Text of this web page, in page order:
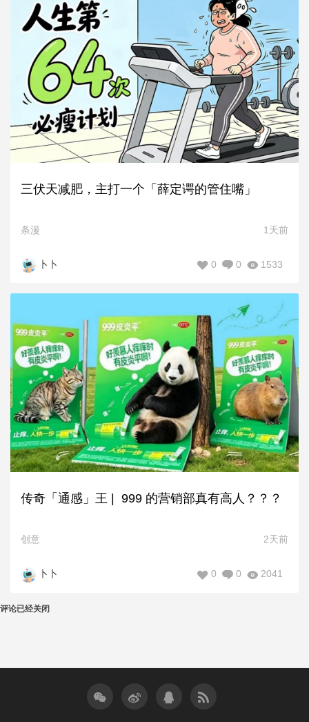
三伏天减肥，主打一个「薛定谔的管住嘴」
条漫 1天前
卜卜 1533
0
0
传奇「通感」王 | 999 的营销部真有高人？？？
创意 2天前
卜卜 2041
0
0
评论已经关闭